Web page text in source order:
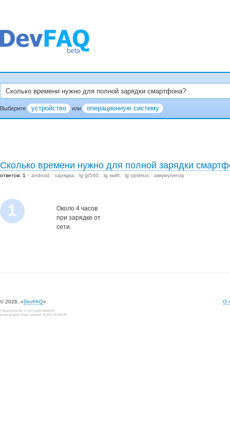
Выберите устройство или операционную систему
Сколько времени нужно для полной зарядки
ответов: 1 android зарядка lg gt540 lg swift lg optimus аккумулятор
1
Около 4 часов
при зарядке от
сети.
© 2026, «DevFAQ». О
Свидетельство о государственной
регистрации базы данных №2012620649.